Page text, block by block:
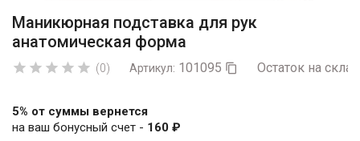
Маникюрная подставка для рук
анатомическая форма
     (0) Артикул: 101095  Остаток на
5% от суммы вернется
на ваш бонусный счет - 160 ₽